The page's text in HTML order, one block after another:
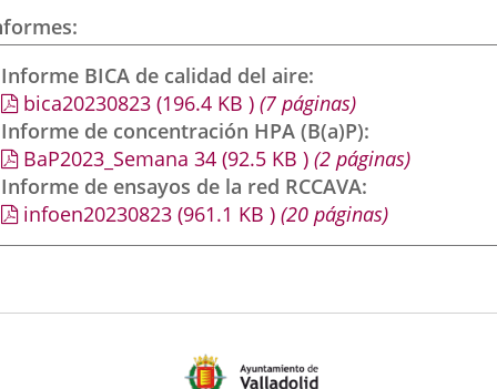
externa.externa.
Informe BICA de calidad del aire
bica20230823 (196.4 KB ) (7 páginas)
Informe de concentración HPA (B(a)P)
BaP2023_Semana 34 (92.5 KB ) (2 páginas)
Informe de ensayos de la red RCCAVA
infoen20230823 (961.1 KB ) (20 páginas)